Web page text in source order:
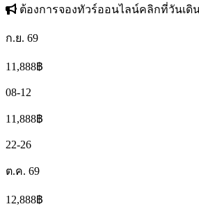
ต้องการจองทัวร์ออนไลน์คลิกที่วันเดิ
ก.ย. 69
11,888฿
08-12
11,888฿
22-26
ต.ค. 69
12,888฿